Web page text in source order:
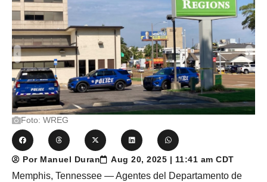
Foto: WREG
Por Manuel Duran Aug 20, 2025 | 11:41 am CDT
Memphis, Tennessee — Agentes del Departamento de